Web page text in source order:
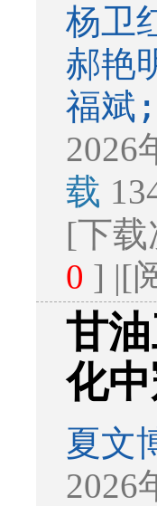
杨卫
郝艳
福斌;
2026
载
[下载
0 ] |[
甘
化
夏文
2026